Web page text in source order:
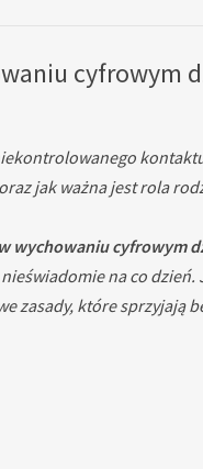
cyfrowym
jak ważna jest rola
wychowaniu cyfrowym
na co
zasady, które